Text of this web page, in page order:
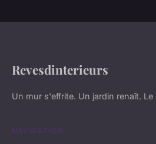
Revesdinterieurs
Un mur s'effrite. Un jardin renaît.
NAVIGATION